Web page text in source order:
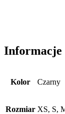
Informacje
Kolor Czarny
Rozmiar XS, S,